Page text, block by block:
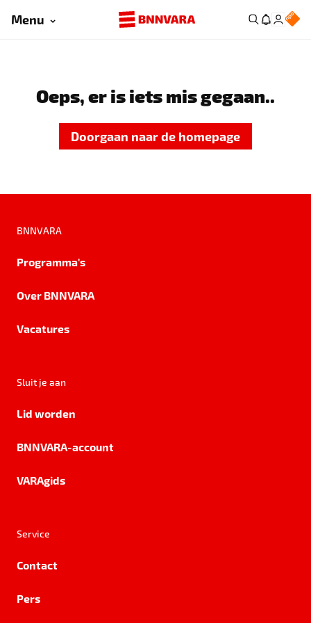
Menu
Oeps, er is iets mis gegaan..
Doorgaan naar de homepage
BNNVARA
Programma's
Over BNNVARA
Vacatures
Sluit je aan
Lid worden
BNNVARA-account
VARAgids
Service
Contact
Pers